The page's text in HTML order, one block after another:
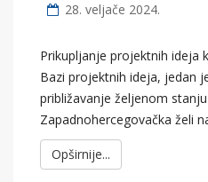
28. veljače 2024.
Prikupljanje projektnih ideja
Bazi projektnih ideja, jedan
približavanje željenom
Zapadnohercegovačka želi
Opširnije...